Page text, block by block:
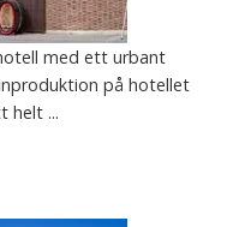
med ett urbant
på hotellet
helt ...